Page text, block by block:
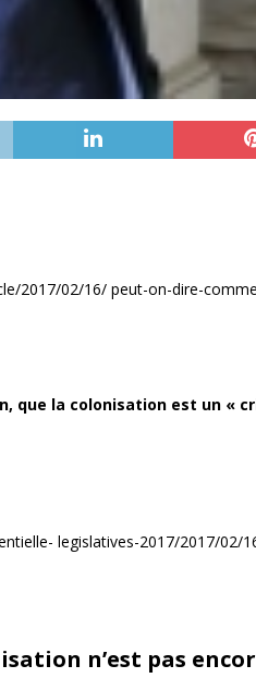
2017/02/16/ peut-on-dire-
que la colonisation est un «
legislatives-2017/2017/02/
n’est pas